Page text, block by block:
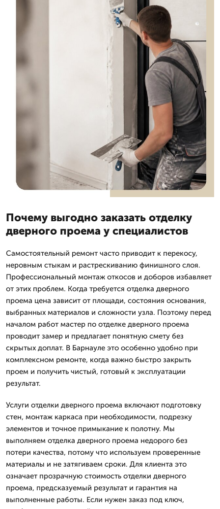
Почему выгодно заказать отделку
дверного проема у специалистов
Самостоятельный ремонт часто приводит к перекосу,
неровным стыкам и растрескиванию финишного слоя.
Профессиональный монтаж откосов и доборов избавляет
от этих проблем. Когда требуется отделка дверного
проема цена зависит от площади, состояния основания,
выбранных материалов и сложности узла. Поэтому перед
началом работ мастер по отделке дверного проема
проводит замер и предлагает понятную смету без
скрытых доплат. В Барнауле это особенно удобно при
комплексном ремонте, когда важно быстро закрыть
проем и получить чистый, готовый к эксплуатации
результат.
Услуги отделки дверного проема включают подготовку
стен, монтаж каркаса при необходимости, подрезку
элементов и точное примыкание к полотну. Мы
выполняем отделка дверного проема недорого без
потери качества, потому что используем проверенные
материалы и не затягиваем сроки. Для клиента это
означает прозрачную стоимость отделки дверного
проема, предсказуемый результат и гарантия на
выполненные работы. Если нужен заказ под ключ,